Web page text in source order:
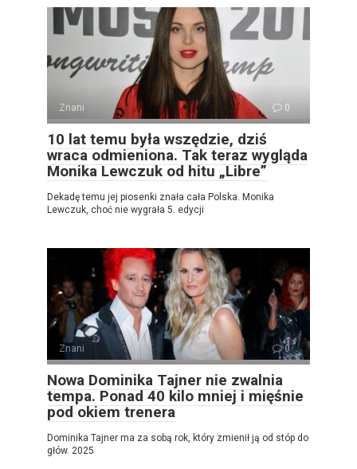
Znani 0
10 lat temu była wszędzie, dziś
wraca odmieniona. Tak teraz wygląda
Monika Lewczuk od hitu „Libre”
Dekadę temu jej piosenki znała cała Polska. Monika
Lewczuk, choć nie wygrała 5. edycji
Znani 0
Nowa Dominika Tajner nie zwalnia
tempa. Ponad 40 kilo mniej i mięśnie
pod okiem trenera
Dominika Tajner ma za sobą rok, który zmienił ją od stóp do
głów. 2025